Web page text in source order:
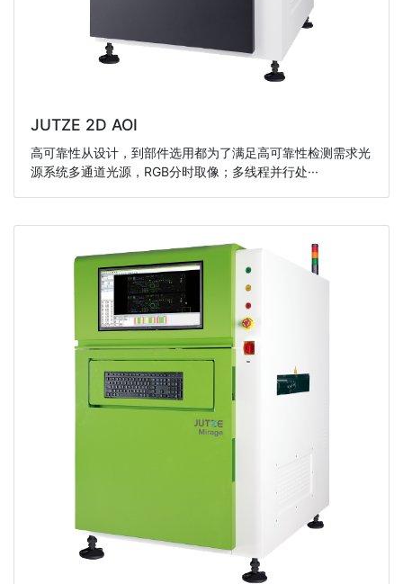
JUTZE 2D AOI
高可靠性从设计，到部件选用都为了满足高可靠性检测需求光
源系统多通道光源，RGB分时取像；多线程并行处···